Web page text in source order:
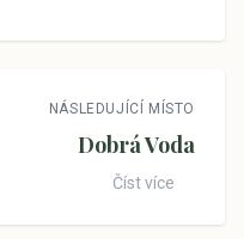
NÁSLEDUJÍCÍ MÍSTO
Dobrá Voda
Číst více